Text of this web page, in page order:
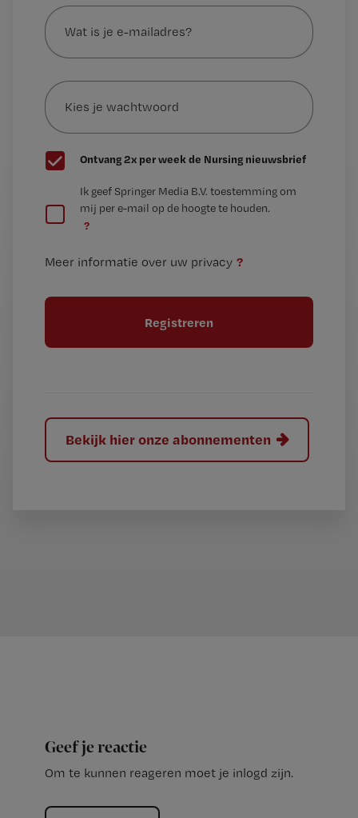
Wat
is
je
mailadres?
Kies
je
wachtwoord
G
e
t
Ontvang 2x per week de Nursing nieuwsbrief
e
t
l
Ik geef Springer Media B.V. toestemming om
mij per e-mail op de hoogte te houden.
?
Meer informatie over uw privacy ?
Bekijk hier onze abonnementen
Geef je reactie
Om te kunnen reageren moet je inlogd zijn.